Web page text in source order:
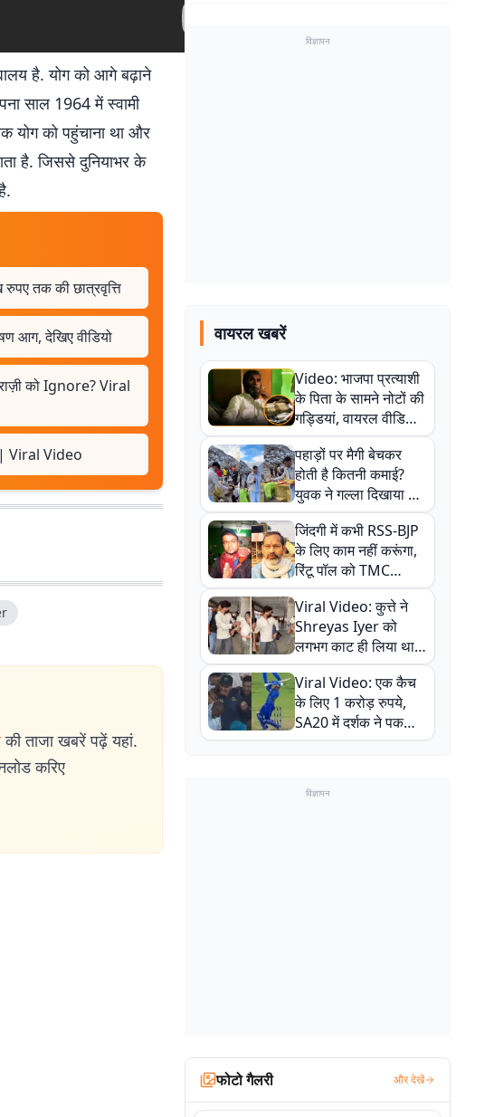
है. योग को आगे बढ़ाने
साल 1964 में स्वामी
योग को पहुंचाना था और
है. जिससे दुनियाभर के
तक की छात्रवृत्ति
आग, देखिए वीडियो
को Ignore? Viral
| Viral Video
की ताजा खबरें पढ़ें यहां.
करिए
विज्ञापन
वायरल खबरें
Video: भाजपा प्रत्याशी
के पिता के सामने नोटों की
गड्डियां, वायरल वीडियो
से राजनीति में उबाल,
अजित महतो बोले- TMC
की गंदी चाल
पहाड़ों पर मैगी बेचकर
होती है कितनी कमाई?
युवक ने गल्ला दिखाया तो
नौकरी वालों के खड़े हो गए
कान
जिंदगी में कभी RSS-BJP
के लिए काम नहीं करूंगा,
रिंटू पॉल को TMC
ऑफिस में ले जाकर पीटा,
Video वायरल
Viral Video: कुत्ते ने
Shreyas Iyer को
लगभग काट ही लिया था,
न्यूजीलैंड सीरीज से पहले
बाल-बाल बचे
Viral Video: एक कैच
के लिए 1 करोड़ रुपये,
SA20 में दर्शक ने पकड़ा
एक हाथ से गजब का कैच
विज्ञापन
फोटो गैलरी और देखें